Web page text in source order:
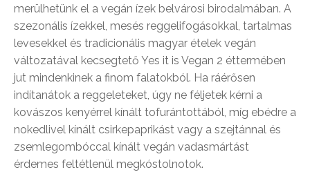
merülhetünk el a vegán ízek belvárosi birodalmában. A
szezonális ízekkel, mesés reggelifogásokkal, tartalmas
levesekkel és tradicionális magyar ételek vegán
változatával kecsegtető Yes it is Vegan 2 éttermében
jut mindenkinek a finom falatokból. Ha ráérősen
indítanátok a reggeleteket, úgy ne féljetek kérni a
kovászos kenyérrel kínált tofurántottából, míg ebédre a
nokedlivel kínált csirkepaprikást vagy a szejtánnal és
zsemlegombóccal kínált vegán vadasmártást
érdemes feltétlenül megkóstolnotok.